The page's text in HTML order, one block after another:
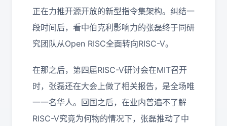
正在力推开源开放的新型指令集架构。纠结一
段时间后，看中伯克利影响力的张磊终于同研
究团队从Open RISC全面转向RISC-V。
在那之后，第四届RISC-V研讨会在MIT召开
时，张磊还在大会上做了相关报告，是全场唯
一一名华人。回国之后，在业内普遍不了解
RISC-V究竟为何物的情况下，张磊推动了中